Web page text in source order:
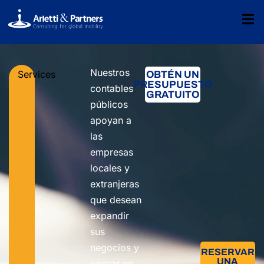
Services
Nuestros
contables
públicos
apoyan a
las
empresas
locales y
extranjeras
que desean
expandir
sus
negocios y
OBTÉN UN
PRESUPUESTO
GRATUITO
RESERVAR
UNA